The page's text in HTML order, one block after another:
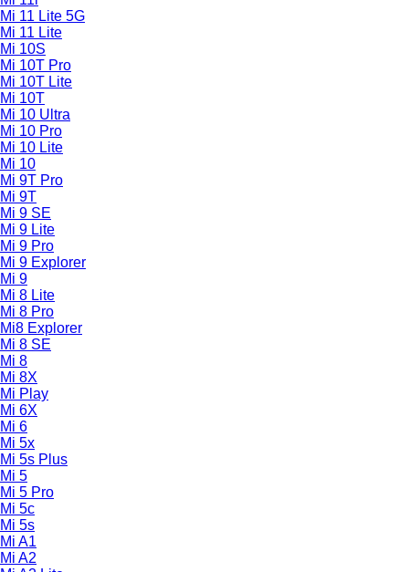
Mi 11 Lite 5G
Mi 11 Lite
Mi 10S
Mi 10T Pro
Mi 10T Lite
Mi 10T
Mi 10 Ultra
Mi 10 Pro
Mi 10 Lite
Mi 10
Mi 9T Pro
Mi 9T
Mi 9 SE
Mi 9 Lite
Mi 9 Pro
Mi 9 Explorer
Mi 9
Mi 8 Lite
Mi 8 Pro
Mi8 Explorer
Mi 8 SE
Mi 8
Mi 8X
Mi Play
Mi 6X
Mi 6
Mi 5x
Mi 5s Plus
Mi 5
Mi 5 Pro
Mi 5c
Mi 5s
Mi A1
Mi A2